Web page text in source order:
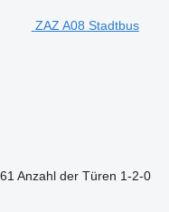
ZAZ A08 Stadtbus
61 Anzahl der Türen 1-2-0